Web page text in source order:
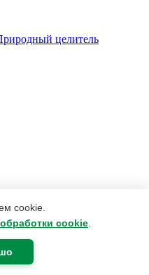
cookie.
cookie
целитель